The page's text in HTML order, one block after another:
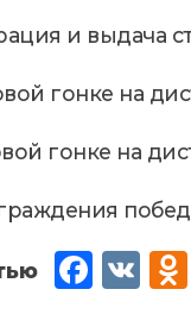
и выдача
гонке на
гонке на
Fac
VK